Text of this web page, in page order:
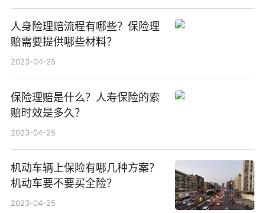
人身险理赔流程有哪些？保险理
赔需要提供哪些材料？
2023-04-25
保险理赔是什么？人寿保险的索
赔时效是多久？
2023-04-25
机动车辆上保险有哪几种方案？
机动车要不要买全险？
2023-04-25